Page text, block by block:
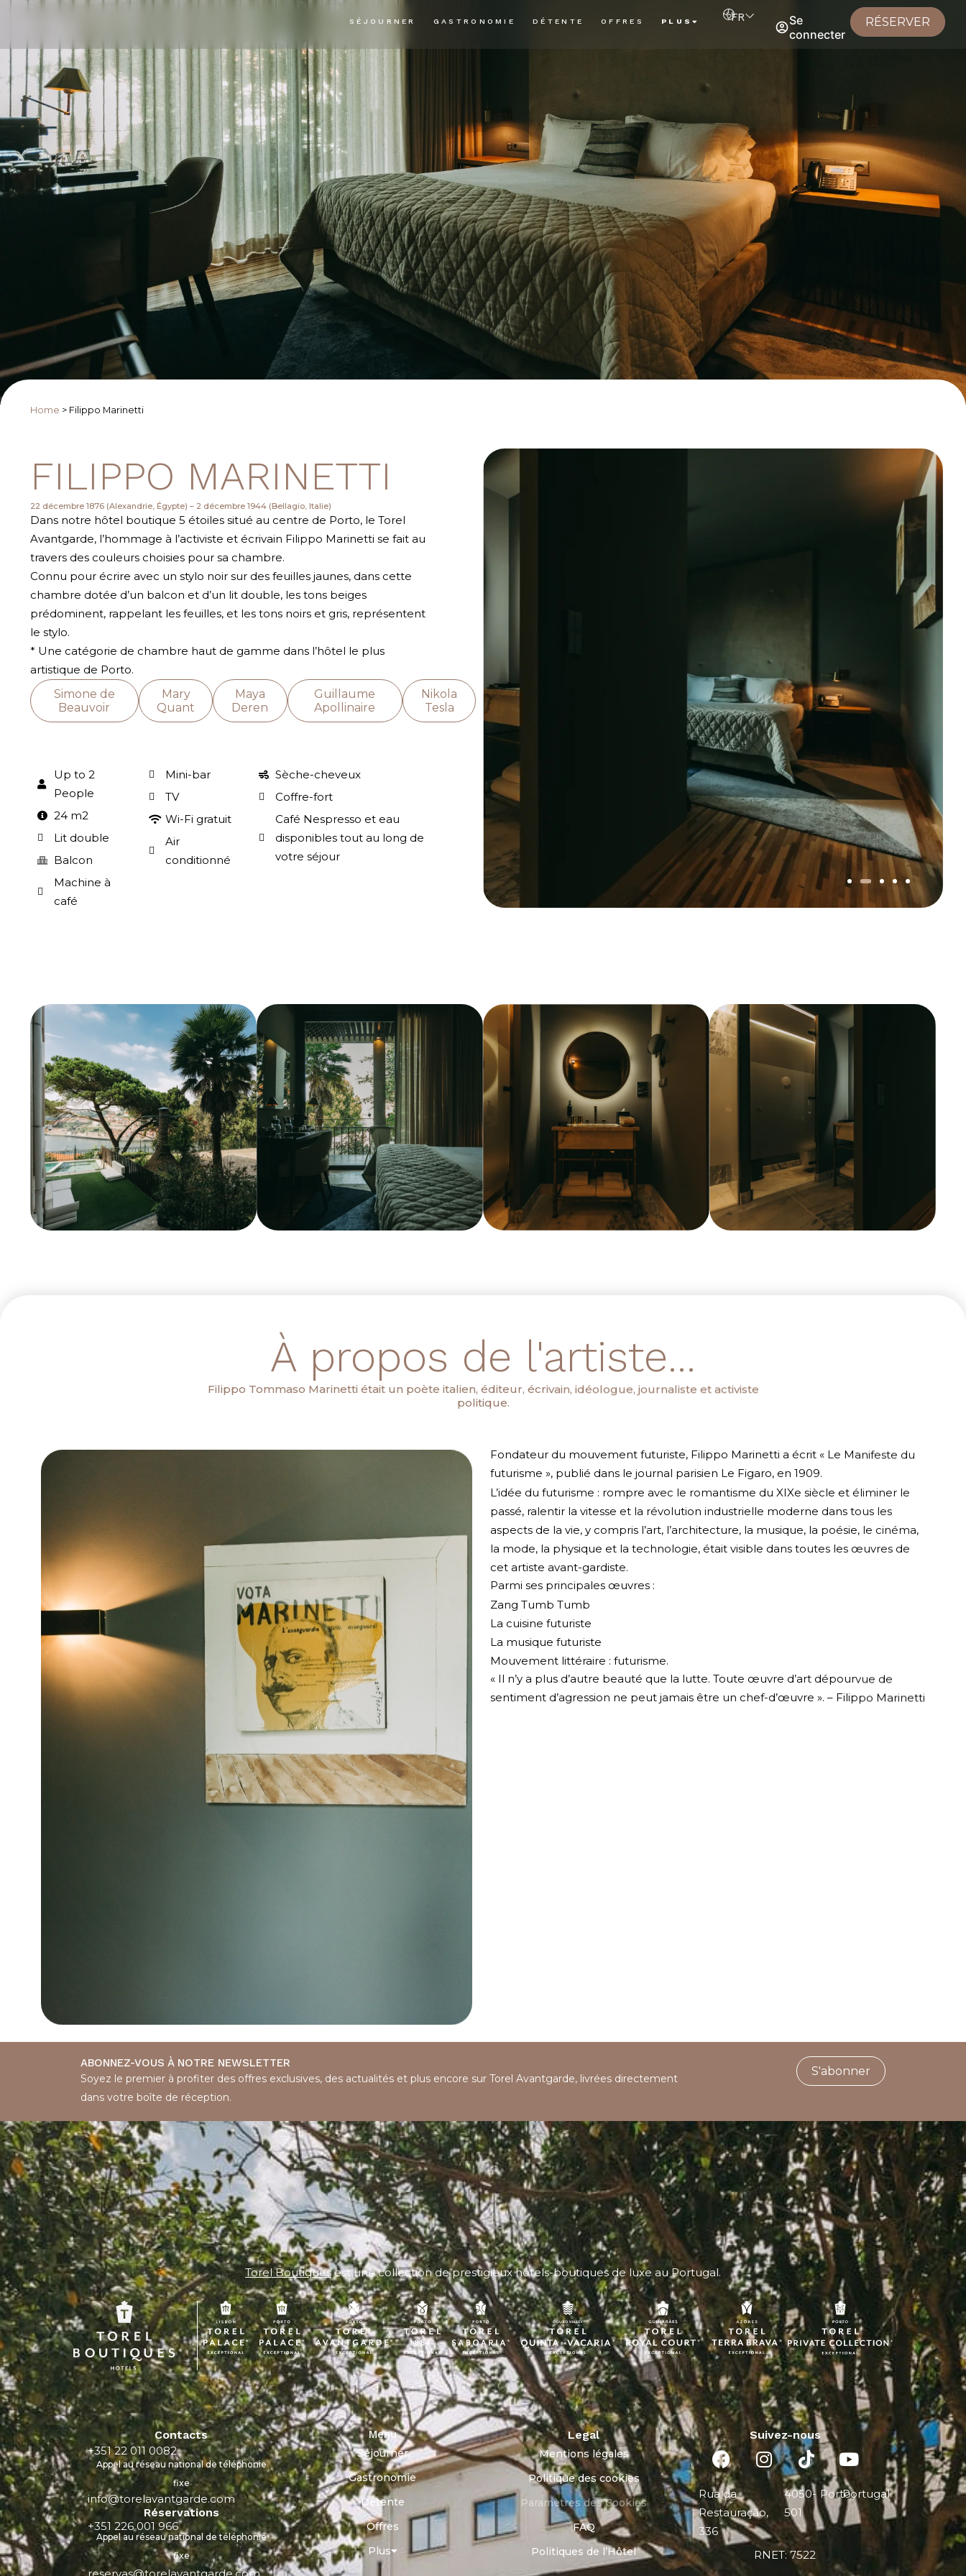
SÉJOURNER GASTRONOMIE DÉTENTE OFFRES PLUS FR
Se
connecter
RÉSERVER
Home > Filippo Marinetti
FILIPPO MARINETTI
22 décembre 1876 (Alexandrie, Égypte) – 2 décembre 1944 (Bellagio, Italie)
Dans notre hôtel boutique 5 étoiles situé au centre de Porto, le Torel
Avantgarde, l’hommage à l’activiste et écrivain Filippo Marinetti se fait au
travers des couleurs choisies pour sa chambre.
Connu pour écrire avec un stylo noir sur des feuilles jaunes, dans cette
chambre dotée d’un balcon et d’un lit double, les tons beiges
prédominent, rappelant les feuilles, et les tons noirs et gris, représentent
le stylo.
* Une catégorie de chambre haut de gamme dans l’hôtel le plus
artistique de Porto.
Simone de
Beauvoir
Mary
Quant
Maya
Deren
Guillaume
Apollinaire
Nikola
Tesla
Up to 2
People
24 m2
Lit double
Balcon
Machine à
café
Mini-bar
TV
Wi-Fi gratuit
Air
conditionné
Sèche-cheveux
Coffre-fort
Café Nespresso et eau
disponibles tout au long de
votre séjour
À propos de l'artiste...
Filippo Tommaso Marinetti était un poète italien, éditeur, écrivain, idéologue, journaliste et activiste
politique.
Fondateur du mouvement futuriste, Filippo Marinetti a écrit « Le Manifeste du
futurisme », publié dans le journal parisien Le Figaro, en 1909.
L’idée du futurisme : rompre avec le romantisme du XIXe siècle et éliminer le
passé, ralentir la vitesse et la révolution industrielle moderne dans tous les
aspects de la vie, y compris l’art, l’architecture, la musique, la poésie, le cinéma,
la mode, la physique et la technologie, était visible dans toutes les œuvres de
cet artiste avant-gardiste.
Parmi ses principales œuvres :
Zang Tumb Tumb
La cuisine futuriste
La musique futuriste
Mouvement littéraire : futurisme.
« Il n’y a plus d’autre beauté que la lutte. Toute œuvre d’art dépourvue de
sentiment d’agression ne peut jamais être un chef-d’œuvre ». – Filippo Marinetti
ABONNEZ-VOUS À NOTRE NEWSLETTER
Soyez le premier à profiter des offres exclusives, des actualités et plus encore sur Torel Avantgarde, livrées directement
dans votre boîte de réception.
S'abonner
Torel Boutiquesest une collection de prestigieux hôtels-boutiques de luxe au Portugal.
Contacts
+351 22 011 0082
Appel au réseau national de téléphonie
fixe
info@torelavantgarde.com
Réservations
+351 226 001 966
Appel au réseau national de téléphonie
fixe
Menu
Séjourner
Gastronomie
Détente
Offres
Plus
Legal
Mentions légales
Politique des cookies
Paramètres des Cookies
FAQ
Politiques de l’Hôtel
Suivez-nous
Rua da
Restauração,
336
4050-
501
PortoPortugal
RNET: 7522